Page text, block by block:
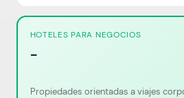
HOTELES PARA NEGOCIOS
-
Propiedades orientadas a viajes